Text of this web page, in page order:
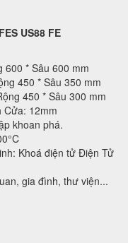
US88 FE
600 * Sâu 600 mm
450 * Sâu 350 mm
450 * Sâu 300 mm
Cửa: 12mm
khoan phá.
Khoá điện tử Điện Tử
gia đình, thư viện...